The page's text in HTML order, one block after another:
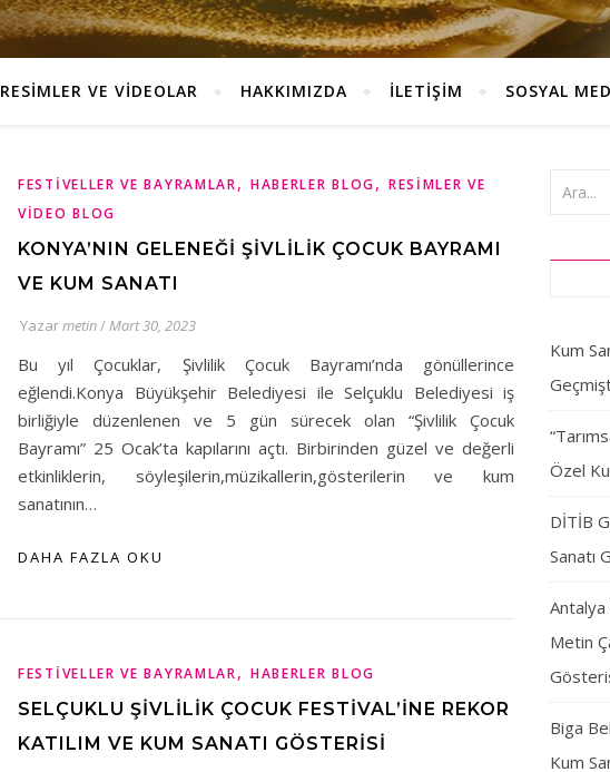
RESİMLER VE VİDEOLAR HAKKIMIZDA İLETİŞİM SOSYAL
FESTIVELLER VE BAYRAMLAR, HABERLER BLOG, RESIMLER VE
VIDEO BLOG
KONYA’NIN GELENEĞİ ŞİVLİLİK ÇOCUK BAYRAMI
VE KUM SANATI
Yazarmetin/Mart 30, 2023
Bu yıl Çocuklar, Şivlilik Çocuk Bayramı’nda gönüllerince
eğlendi.Konya Büyükşehir Belediyesi ile Selçuklu Belediyesi iş
birliğiyle düzenlenen ve 5 gün sürecek olan “Şivlilik Çocuk
Bayramı” 25 Ocak’ta kapılarını açtı. Birbirinden güzel ve değerli
etkinliklerin, söyleşilerin,müzikallerin,gösterilerin ve kum
sanatının…
DAHA FAZLA OKU
FESTIVELLER VE BAYRAMLAR, HABERLER BLOG
SELÇUKLU ŞİVLİLİK ÇOCUK FESTİVAL’İNE REKOR
KATILIM VE KUM SANATI GÖSTERİSİ
Kum
Özel
DİTİB
Sanatı
Antalya
Metin
Biga
Kum